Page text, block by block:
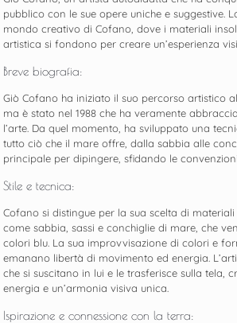
pubblico con le sue opere uniche e suggestive.
mondo creativo di Cofano, dove i materiali
artistica si fondono per creare un’esperienza
Breve biografia:
Giò Cofano ha iniziato il suo percorso artistico
ma è stato nel 1988 che ha veramente
l’arte. Da quel momento, ha sviluppato una
tutto ciò che il mare offre, dalla sabbia alle
principale per dipingere, sfidando le
Stile e tecnica:
Cofano si distingue per la sua scelta di
come sabbia, sassi e conchiglie di mare, che
colori blu. La sua improvvisazione di colori e
emanano libertà di movimento ed energia.
che si suscitano in lui e le trasferisce sulla tela,
energia e un’armonia visiva unica.
Ispirazione e connessione con la terra: